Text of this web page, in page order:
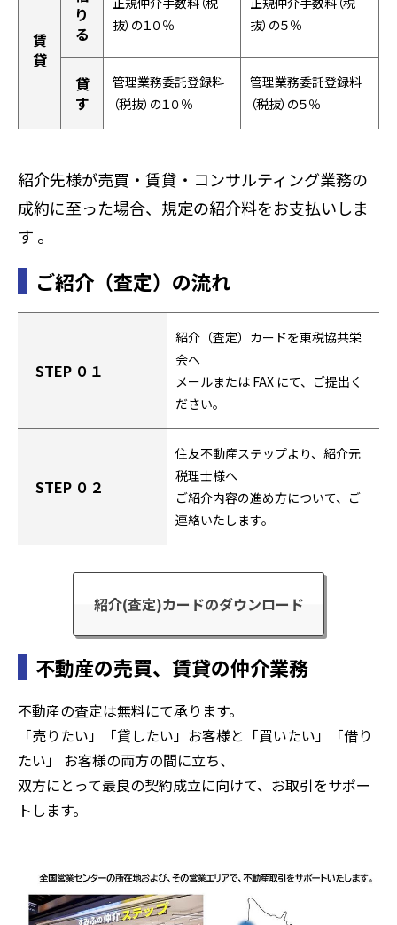
賃
貸
り
る
抜）の１０％
抜）の５％
貸
す
管理業務委託登録料
（税抜）の１０％
管理業務委託登録料
（税抜）の５％
紹介先様が売買・賃貸・コンサルティング業務の
成約に至った場合、規定の紹介料をお支払いしま
す 。
ご紹介（査定）の流れ
STEP ０１
紹介（査定）カードを東税協共栄
会へ
メールまたは FAX にて、ご提出く
ださい。
STEP ０２
住友不動産ステップより、紹介元
税理士様へ
ご紹介内容の進め方について、ご
連絡いたします。
紹介(査定)カードのダウンロード
不動産の売買、賃貸の仲介業務
不動産の査定は無料にて承ります。
「売りたい」「貸したい」お客様と「買いたい」「借り
たい」 お客様の両方の間に立ち、
双方にとって最良の契約成立に向けて、お取引をサポー
トします。